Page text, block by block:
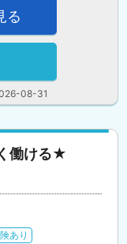
08-31
る
働ける★
あり